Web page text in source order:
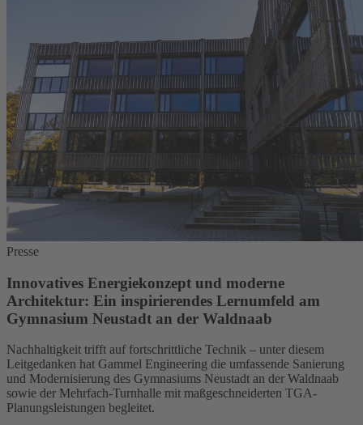
Presse
Innovatives Energiekonzept und moderne
Architektur: Ein inspirierendes Lernumfeld am
Gymnasium Neustadt an der Waldnaab
Nachhaltigkeit trifft auf fortschrittliche Technik – unter diesem
Leitgedanken hat Gammel Engineering die umfassende Sanierung
und Modernisierung des Gymnasiums Neustadt an der Waldnaab
sowie der Mehrfach-Turnhalle mit maßgeschneiderten TGA-
Planungsleistungen begleitet.